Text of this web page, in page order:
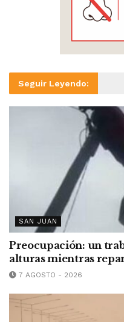
Seguir Leyendo:
SAN JUAN
Preocupación: un
alturas mientras
7 AGOSTO - 2026